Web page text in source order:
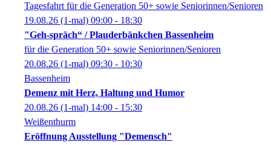
Tagesfahrt für die Generation 50+ sowie Seniorinnen/Senioren
19.08.26 (1-mal) 09:00 - 18:30
"Geh-spräch“ / Plauderbänkchen Bassenheim
für die Generation 50+ sowie Seniorinnen/Senioren
20.08.26 (1-mal) 09:30 - 10:30
Bassenheim
Demenz mit Herz, Haltung und Humor
20.08.26 (1-mal) 14:00 - 15:30
Weißenthurm
Eröffnung Ausstellung "Demensch"